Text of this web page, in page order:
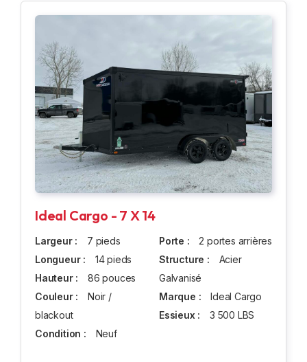
Ideal Cargo - 7 X 14
Largeur :
7 pieds
Longueur :
14 pieds
Hauteur :
86 pouces
Couleur :
Noir /
blackout
Condition :
Neuf
Porte :
2 portes arrières
Structure :
Acier
Galvanisé
Marque :
Ideal Cargo
Essieux :
3 500 LBS